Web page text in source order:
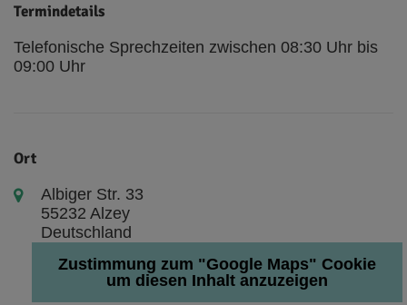
Termindetails
Telefonische Sprechzeiten zwischen 08:30 Uhr bis
09:00 Uhr
Ort
Albiger Str. 33
55232 Alzey
Deutschland
Zustimmung zum "Google Maps" Cookie
um diesen Inhalt anzuzeigen